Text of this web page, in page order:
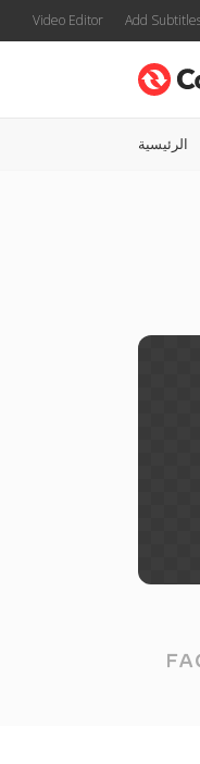
Video Editor Add
الرئيسية